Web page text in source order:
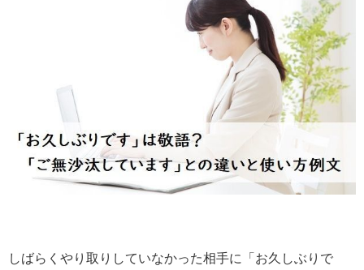
しばらくやり取りしていなかった相手に「お久しぶりで